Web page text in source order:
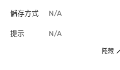
儲存方式 N/A
提示 N/A
隱藏